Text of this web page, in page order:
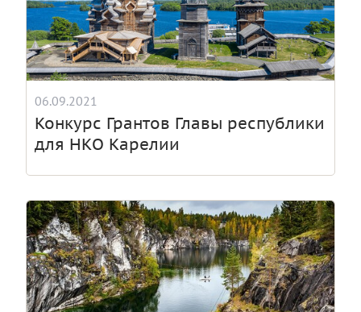
06.09.2021
Конкурс Грантов Главы республики
для НКО Карелии